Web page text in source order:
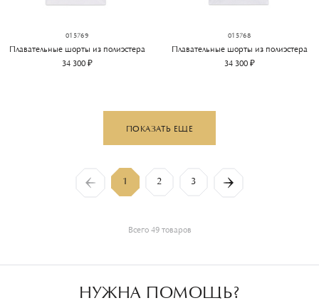
015769
Плавательные шорты из полиэстера
34 300 ₽
015768
Плавательные шорты из полиэстера
34 300 ₽
ПОКАЗАТЬ ЕЩЕ
1 2 3
Всего 49 товаров
НУЖНА ПОМОЩЬ?